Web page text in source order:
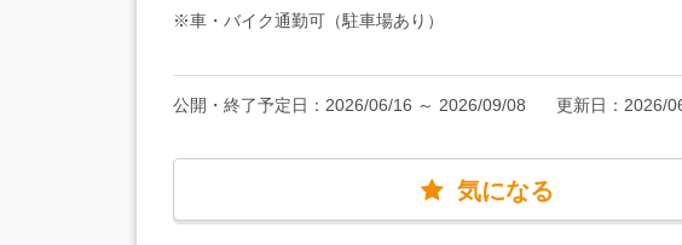
ドバイスしてくれる”いい意味でお節介な先輩”も多い職場です！普
く、その先の指導員資格のステップアップや検定員資格取得など
（保有資格により上下します）
※車・バイク通勤可（駐車場あり）
公開・終了予定日： 2026/06/16 ～ 2026/09/08 更新日： 2026/
気になる